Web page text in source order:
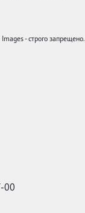
- строго запрещено.
00